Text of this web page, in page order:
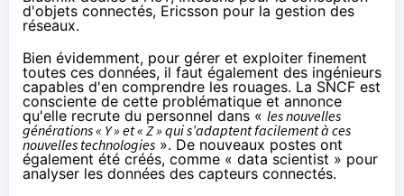
d'objets connectés, Ericsson pour la gestion des
réseaux.
Bien évidemment, pour gérer et exploiter finement
toutes ces données, il faut également des ingénieurs
capables d'en comprendre les rouages. La SNCF est
consciente de cette problématique et annonce
qu'elle recrute du personnel dans « les nouvelles
générations « Y » et « Z » qui s’adaptent facilement à ces
nouvelles technologies ». De nouveaux postes ont
également été créés, comme « data scientist » pour
analyser les données des capteurs connectés.